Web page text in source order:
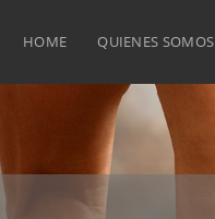
HOME QUIENES SOMOS